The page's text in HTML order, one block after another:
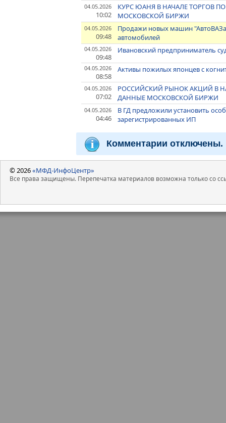
04.05.2026
10:02
КУРС ЮАНЯ В НАЧАЛЕ ТОРГОВ
МОСКОВСКОЙ БИРЖИ
04.05.2026
09:48
Продажи новых машин
автомобилей
04.05.2026
09:48
Ивановский предприниматель
04.05.2026
08:58
Активы пожилых японцев с
04.05.2026
07:02
РОССИЙСКИЙ РЫНОК АКЦИЙ В
ДАННЫЕ МОСКОВСКОЙ БИРЖИ
04.05.2026
04:46
В ГД предложили установить
зарегистрированных ИП
Комментарии отключены.
© 2026«МФД-ИнфоЦентр»
Все права защищены. Перепечатка материалов возможна только со